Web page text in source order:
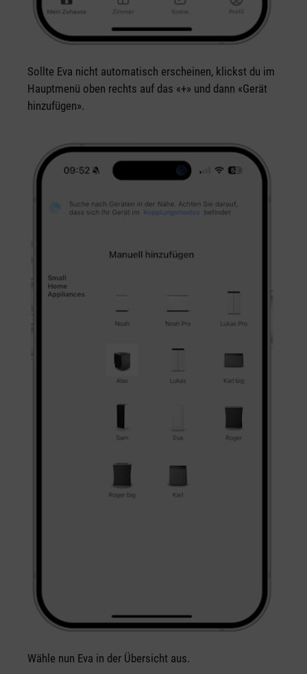
Sollte Eva nicht automatisch erscheinen, klickst du im
Hauptmenü oben rechts auf das «+» und dann «Gerät
hinzufügen».
Wähle nun Eva in der Übersicht aus.